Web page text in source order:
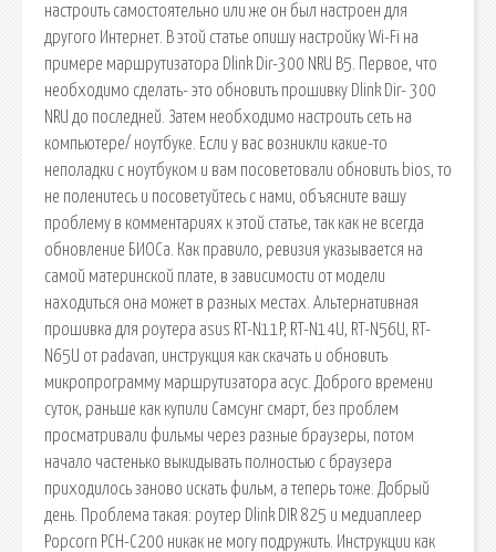
настроить самостоятельно или же он был настроен для
другого Интернет. В этой статье опишу настройку Wi-Fi на
примере маршрутизатора Dlink Dir-300 NRU B5. Первое, что
необходимо сделать- это обновить прошивку Dlink Dir- 300
NRU до последней. Затем необходимо настроить сеть на
компьютере/ ноутбуке. Если у вас возникли какие-то
неполадки с ноутбуком и вам посоветовали обновить bios, то
не поленитесь и посоветуйтесь с нами, объясните вашу
проблему в комментариях к этой статье, так как не всегда
обновление БИОСа. Как правило, ревизия указывается на
самой материнской плате, в зависимости от модели
находиться она может в разных местах. Альтернативная
прошивка для роутера asus RT-N11P, RT-N14U, RT-N56U, RT-
N65U от padavan, инструкция как скачать и обновить
микропрограмму маршрутизатора асус. Доброго времени
суток, раньше как купили Самсунг смарт, без проблем
просматривали фильмы через разные браузеры, потом
начало частенько выкидывать полностью с браузера
приходилось заново искать фильм, а теперь тоже. Добрый
день. Проблема такая: роутер Dlink DIR 825 и медиаплеер
Popcorn PCH-C200 никак не могу подружить. Инструкции как